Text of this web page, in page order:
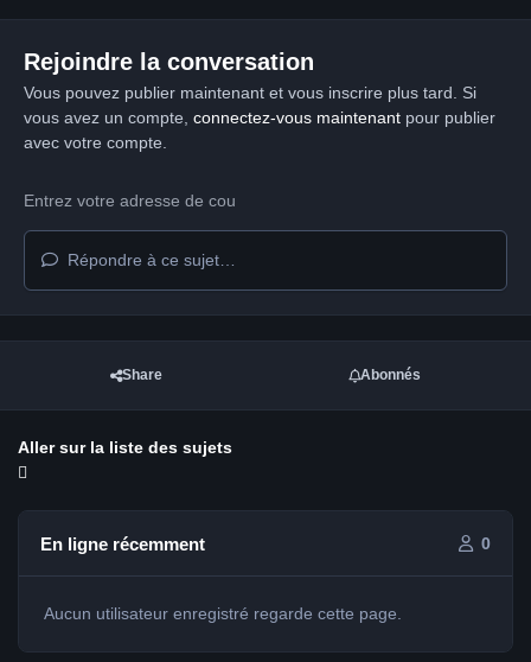
Rejoindre la conversation
Vous pouvez publier maintenant et vous inscrire plus tard. Si
vous avez un compte, connectez-vous maintenantpour publier
avec votre compte.
Répondre à ce sujet…
Share Abonnés
Aller sur la liste des sujets
En ligne récemment 0
Aucun utilisateur enregistré regarde cette page.